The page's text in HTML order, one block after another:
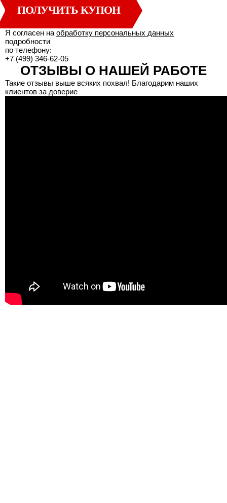
ПОЛУЧИТЬ КУПОН
Я согласен на обработку персональных данных
подробности
по телефону:
+7 (499) 346-62-05
ОТЗЫВЫ О НАШЕЙ РАБОТЕ
Такие отзывы выше всяких похвал! Благодарим наших
клиентов за доверие